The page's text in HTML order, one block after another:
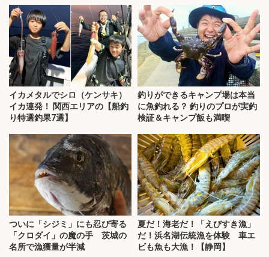
イカメタルでシロ（ケンサキ）
イカ連発！ 関西エリアの【船釣
り特選釣果7選】
釣りができるキャンプ場は本当
に魚釣れる？ 釣りのプロが実釣
検証＆キャンプ飯も満喫
ついに「シジミ」にも忍び寄る
「クロダイ」の魔の手 茨城の
名所で漁獲量が半減
夏だ！海老だ！「えびすき漁」
だ！浜名湖伝統漁を体験 車エ
ビも魚も大漁！【静岡】